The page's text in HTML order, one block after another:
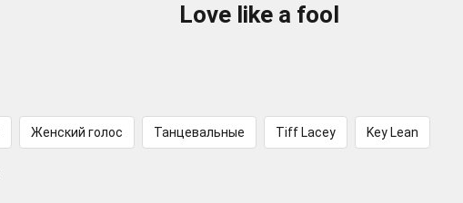
Love like a fool
Женский голос Танцевальные Tiff Lacey Key Lean